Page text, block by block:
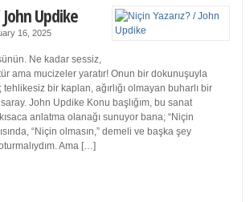
John Updike
16, 2025
Ne kadar sessiz,
ama mucizeler yaratır! Onun bir dokunuşuyla
bir kaplan, ağırlığı olmayan buharlı bir
John Updike Konu başlığım, bu sanat
anlatma olanağı sunuyor bana; “Niçin
“Niçin olmasın,” demeli ve başka şey
Ama […]